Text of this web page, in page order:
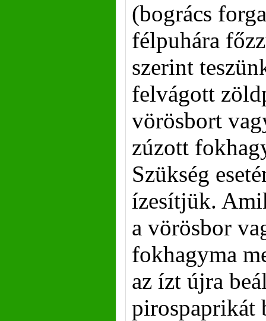
(bogrács
félpuhára
szerint
felvágott
vörösbort
zúzott
Szükség
ízesítjük.
a vörösbor
fokhagyma
az ízt újra
pirospaprikát